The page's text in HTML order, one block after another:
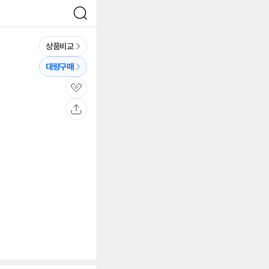
검
색
상품비교
대량구매
관
심